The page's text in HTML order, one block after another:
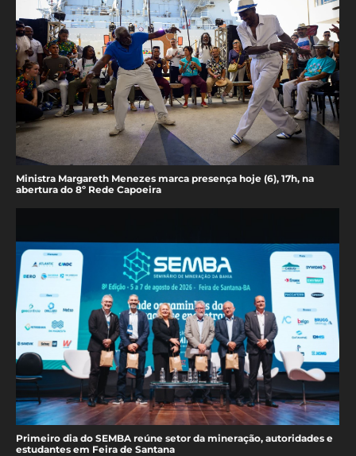
Ministra Margareth Menezes marca presença hoje (6), 17h, na
abertura do 8º Rede Capoeira
Primeiro dia do SEMBA reúne setor da mineração, autoridades e
estudantes em Feira de Santana